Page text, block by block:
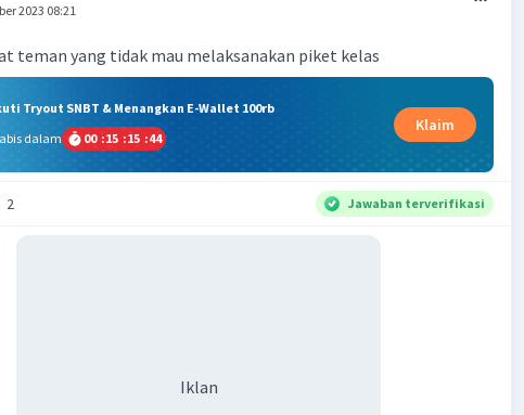
2023 08:21
teman yang tidak mau melaksanakan piket kelas
Tryout SNBT & Menangkan E-Wallet 100rb
dalam
00 :15 :15 :43
Klaim
2 Jawaban terverifikasi
Iklan